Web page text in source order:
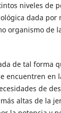
niveles de
dada por
organismo de
de tal forma
encuentren en
de
altas de la